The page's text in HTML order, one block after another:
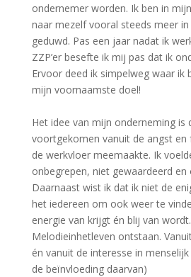
ondernemer worden. Ik ben in
naar mezelf vooral steeds meer
geduwd. Pas een jaar nadat ik
ZZP’er besefte ik mij pas dat ik
Ervoor deed ik simpelweg waar ik
mijn voornaamste doel!
Het idee van mijn onderneming is
voortgekomen vanuit de angst en
de werkvloer meemaakte. Ik
onbegrepen, niet gewaardeerd en
Daarnaast wist ik dat ik niet de
het iedereen om ook weer te
energie van krijgt én blij van
Melodieinhetleven ontstaan.
én vanuit de interesse in
de beïnvloeding daarvan)